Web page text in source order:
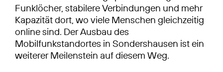
Funklöcher, stabilere Verbindungen und mehr
Kapazität dort, wo viele Menschen gleichzeitig
online sind. Der Ausbau des
Mobilfunkstandortes in Sondershausen ist ein
weiterer Meilenstein auf diesem Weg.